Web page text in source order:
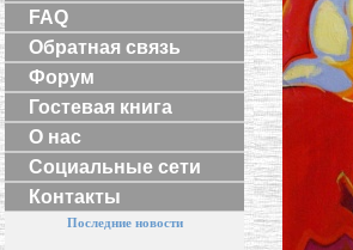
FAQ
Обратная связь
Форум
Гостевая книга
О нас
Социальные сети
Контакты
Последние новости